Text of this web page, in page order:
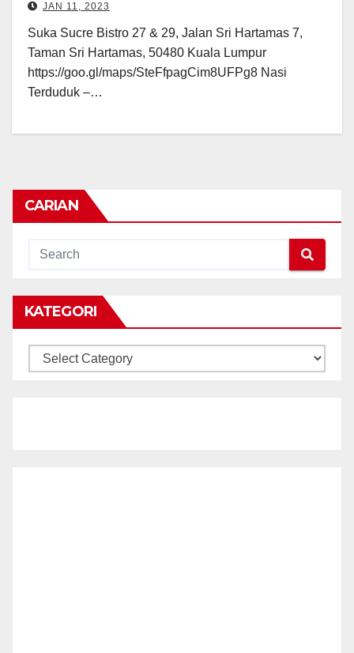
JAN 11, 2023
Suka Sucre Bistro 27 & 29, Jalan Sri Hartamas 7,
Taman Sri Hartamas, 50480 Kuala Lumpur
https://goo.gl/maps/SteFfpagCim8UFPg8 Nasi
Terduduk –…
CARIAN
KATEGORI
KATEGORI